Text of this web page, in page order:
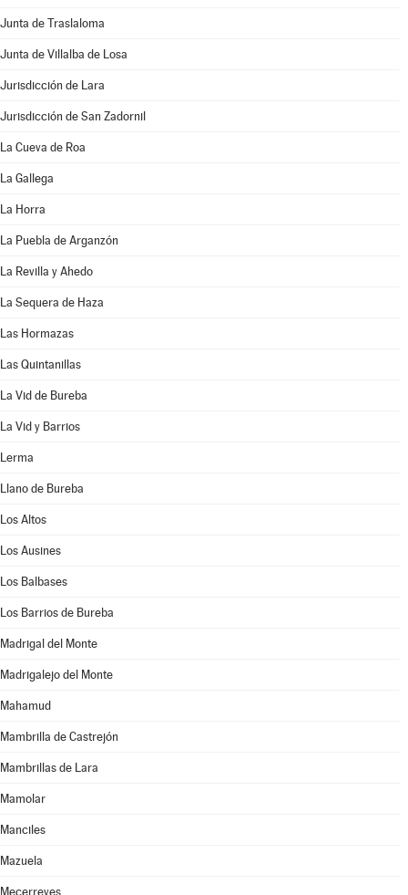
Junta de Traslaloma
Junta de Villalba de Losa
Jurisdicción de Lara
Jurisdicción de San Zadornil
La Cueva de Roa
La Gallega
La Horra
La Puebla de Arganzón
La Revilla y Ahedo
La Sequera de Haza
Las Hormazas
Las Quintanillas
La Vid de Bureba
La Vid y Barrios
Lerma
Llano de Bureba
Los Altos
Los Ausines
Los Balbases
Los Barrios de Bureba
Madrigal del Monte
Madrigalejo del Monte
Mahamud
Mambrilla de Castrejón
Mambrillas de Lara
Mamolar
Manciles
Mazuela
Mecerreyes